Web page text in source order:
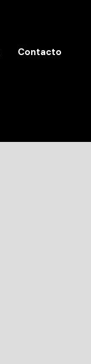
Contacto